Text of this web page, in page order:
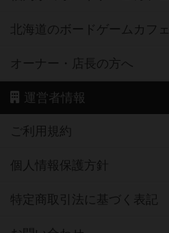
北海道のボードゲームカフェ
オーナー・店長の方へ
運営者情報
ご利用規約
個人情報保護方針
特定商取引法に基づく表記